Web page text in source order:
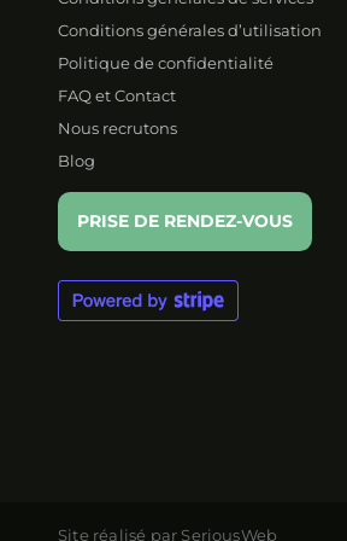
Conditions générales d’utilisation
Politique de confidentialité
FAQ et Contact
Nous recrutons
Blog
PRISE DE RENDEZ-VOUS
Site réalisé par SeriousWeb